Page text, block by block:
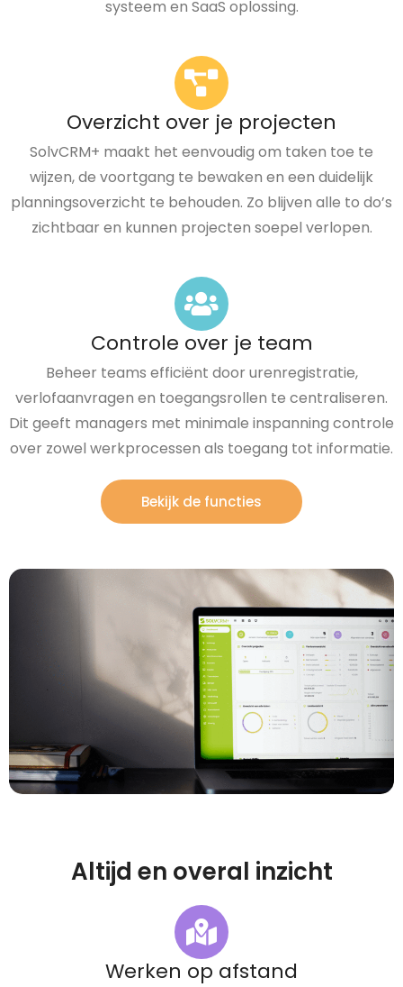
systeem en SaaS oplossing.
Overzicht over je projecten
SolvCRM+ maakt het eenvoudig om taken toe te
wijzen, de voortgang te bewaken en een duidelijk
planningsoverzicht te behouden. Zo blijven alle to do’s
zichtbaar en kunnen projecten soepel verlopen.
Controle over je team
Beheer teams efficiënt door urenregistratie,
verlofaanvragen en toegangsrollen te centraliseren.
Dit geeft managers met minimale inspanning controle
over zowel werkprocessen als toegang tot informatie.
Bekijk de functies
Altijd en overal inzicht
Werken op afstand